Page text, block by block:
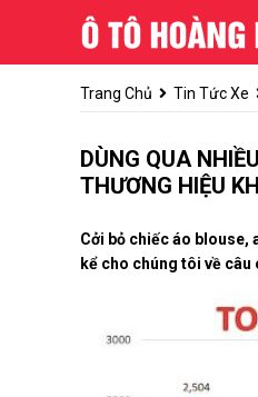
Trang Chủ Tin Tức Xe
DÙNG QUA
THƯƠNG HIỆU
Cởi bỏ chiếc áo blouse,
kể cho chúng tôi về